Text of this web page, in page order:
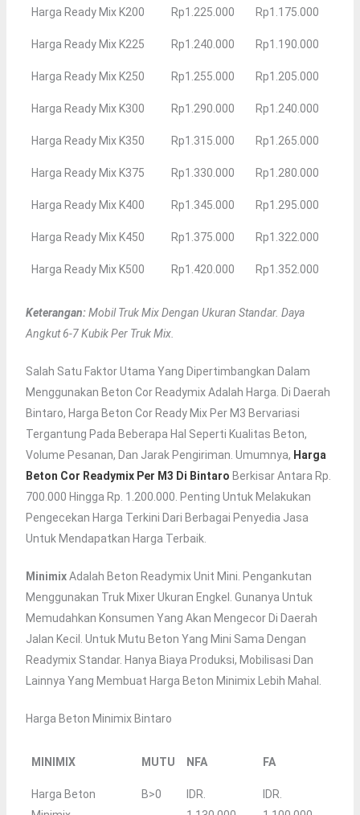
Harga Ready Mix K200 Rp1.225.000 Rp1.175.000
Harga Ready Mix K225 Rp1.240.000 Rp1.190.000
Harga Ready Mix K250 Rp1.255.000 Rp1.205.000
Harga Ready Mix K300 Rp1.290.000 Rp1.240.000
Harga Ready Mix K350 Rp1.315.000 Rp1.265.000
Harga Ready Mix K375 Rp1.330.000 Rp1.280.000
Harga Ready Mix K400 Rp1.345.000 Rp1.295.000
Harga Ready Mix K450 Rp1.375.000 Rp1.322.000
Harga Ready Mix K500 Rp1.420.000 Rp1.352.000
Keterangan:Mobil Truk Mix Dengan Ukuran Standar. Daya
Angkut 6-7 Kubik Per Truk Mix.
Salah Satu Faktor Utama Yang Dipertimbangkan Dalam
Menggunakan Beton Cor Readymix Adalah Harga. Di Daerah
Bintaro, Harga Beton Cor Ready Mix Per M3 Bervariasi
Tergantung Pada Beberapa Hal Seperti Kualitas Beton,
Volume Pesanan, Dan Jarak Pengiriman. Umumnya, Harga
Beton Cor Readymix Per M3 Di Bintaro Berkisar Antara Rp.
700.000 Hingga Rp. 1.200.000. Penting Untuk Melakukan
Pengecekan Harga Terkini Dari Berbagai Penyedia Jasa
Untuk Mendapatkan Harga Terbaik.
MinimixAdalah Beton Readymix Unit Mini. Pengankutan
Menggunakan Truk Mixer Ukuran Engkel. Gunanya Untuk
Memudahkan Konsumen Yang Akan Mengecor Di Daerah
Jalan Kecil. Untuk Mutu Beton Yang Mini Sama Dengan
Readymix Standar. Hanya Biaya Produksi, Mobilisasi Dan
Lainnya Yang Membuat Harga Beton Minimix Lebih Mahal.
Harga Beton Minimix Bintaro
MINIMIX MUTU NFA FA
Harga Beton
B>0
IDR.
IDR.